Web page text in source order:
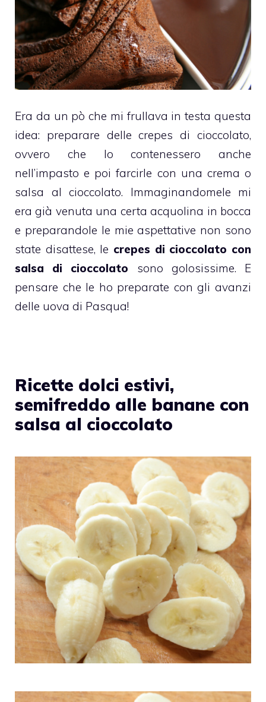
Era da un pò che mi frullava in testa questa
idea: preparare delle crepes di cioccolato,
ovvero che lo contenessero anche
nell’impasto e poi farcirle con una crema o
salsa al cioccolato. Immaginandomele mi
era già venuta una certa acquolina in bocca
e preparandole le mie aspettative non sono
state disattese, le crepes di cioccolato con
salsa di cioccolato sono golosissime. E
pensare che le ho preparate con gli avanzi
delle uova di Pasqua!
Ricette dolci estivi,
semifreddo alle banane con
salsa al cioccolato